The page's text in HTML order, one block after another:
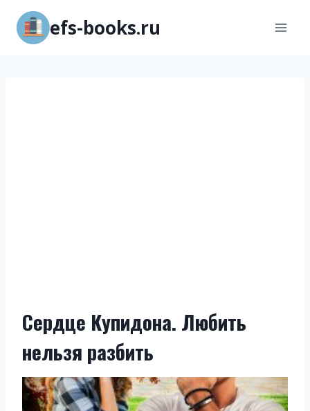
Перейти
содержимому
efs-books.ru
Сердце Купидона. Любить
нельзя разбить